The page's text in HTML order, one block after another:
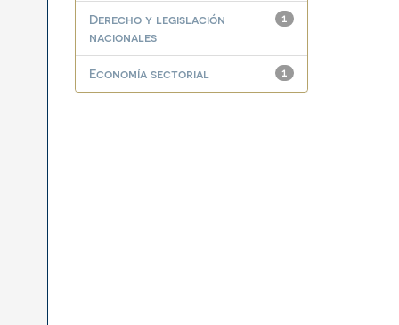
1
Derecho y legislación
nacionales
1
Economía sectorial